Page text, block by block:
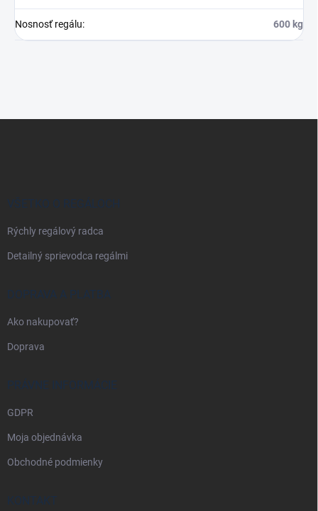
Nosnosť regálu: 600 kg
VŠETKO O REGÁLOCH
Rýchly regálový radca
Detailný sprievodca regálmi
DOPRAVA A PLATBA
Ako nakupovať?
Doprava
PRÁVNE INFORMÁCIE
GDPR
Moja objednávka
Obchodné podmienky
KONTAKT